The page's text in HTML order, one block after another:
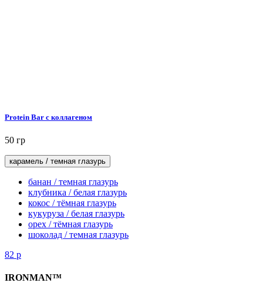
Protein Bar с коллагеном
50 гр
карамель / темная глазурь
банан / темная глазурь
клубника / белая глазурь
кокос / тёмная глазурь
кукуруза / белая глазурь
орех / тёмная глазурь
шоколад / темная глазурь
82 р
IRONMAN™